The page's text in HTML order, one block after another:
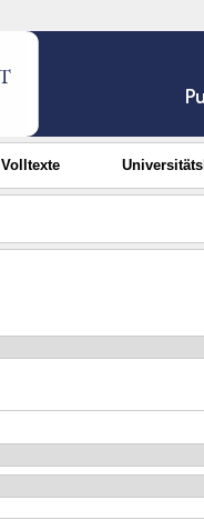
Volltexte